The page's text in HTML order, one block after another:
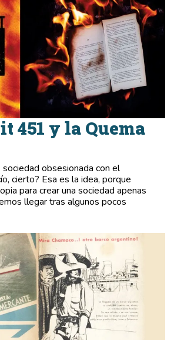
451 y la Quema
obsesionada con el
cierto? Esa es la idea, porque
para crear una sociedad apenas
llegar tras algunos pocos